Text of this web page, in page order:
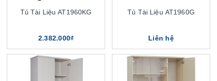
Tủ Tài Liệu AT1960KG
2.382.000₫
Tủ Tài Liệu AT1960G
Liên hệ